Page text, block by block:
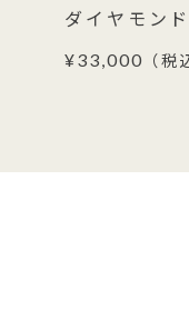
ダイヤモン
¥33,000 （税